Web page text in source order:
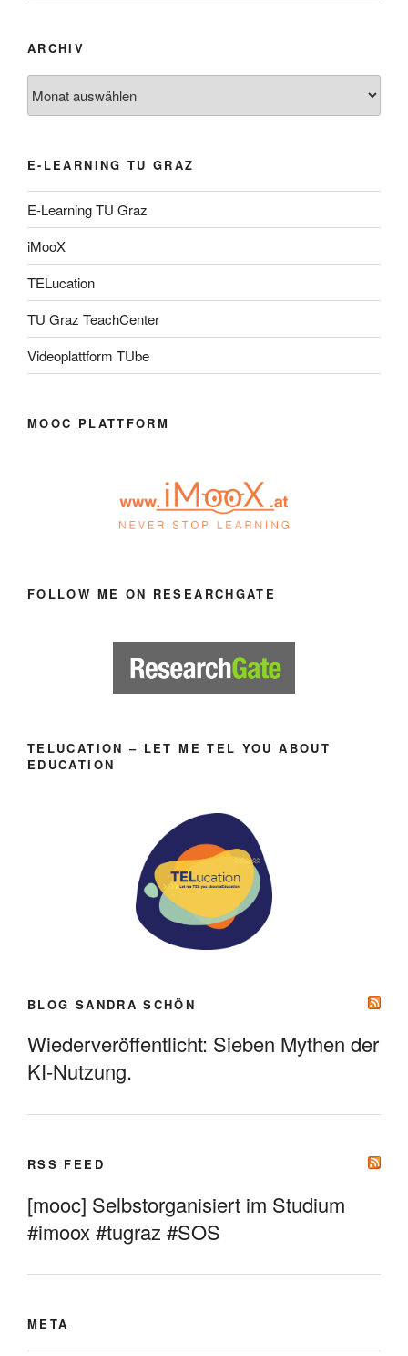
ARCHIV
E-LEARNING TU GRAZ
E-Learning TU Graz
iMooX
TELucation
TU Graz TeachCenter
Videoplattform TUbe
MOOC PLATTFORM
FOLLOW ME ON RESEARCHGATE
TELUCATION – LET ME TEL YOU ABOUT
EDUCATION
BLOG SANDRA SCHÖN
Wiederveröffentlicht: Sieben Mythen der
KI-Nutzung.
RSS FEED
[mooc] Selbstorganisiert im Studium
#imoox #tugraz #SOS
META